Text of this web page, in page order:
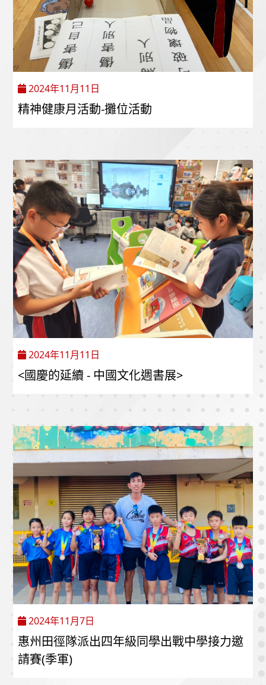
2024年11月11日
精神健康月活動-攤位活動
2024年11月11日
<國慶的延續 - 中國文化週書展>
2024年11月7日
惠州田徑隊派出四年級同學出戰中學接力邀
請賽(季軍)